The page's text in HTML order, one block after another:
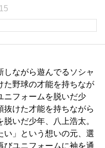
しながら遊んでるソシャ
た野球の才能を持ちなが
ニフォームを脱いだ少
抜けた才能を持ちながら
いだ少年、八上浩太。
い」という想いの元、選
びユニフォームに袖を通